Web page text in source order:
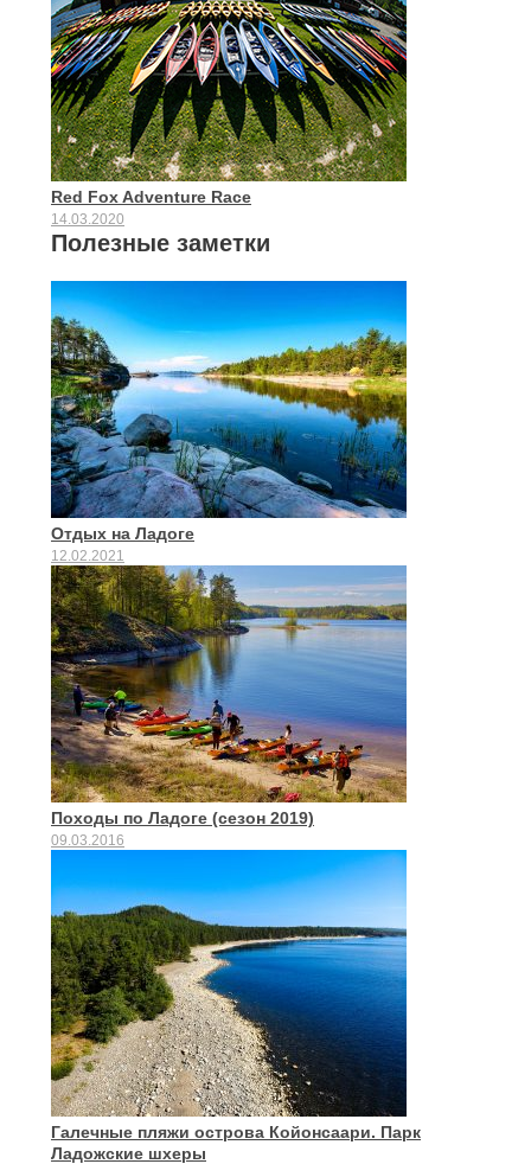
Red Fox Adventure Race
14.03.2020
Полезные заметки
Отдых на Ладоге
12.02.2021
Походы по Ладоге (сезон 2019)
09.03.2016
Галечные пляжи острова Койонсаари. Парк
Ладожские шхеры